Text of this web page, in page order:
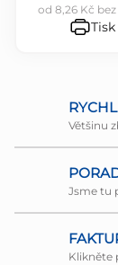
od 8,26 Kč
Tisk
Většinu
Jsme tu
Klikněte